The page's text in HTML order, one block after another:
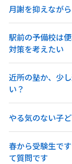
月謝を抑えなが
駅前の予備校は
対策を考えたい
近所の塾か、少
い？
やる気のない子
春から受験生で
て質問です